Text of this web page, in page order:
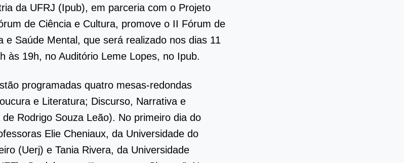
da UFRJ (Ipub), em parceria com o Projeto
de Ciência e Cultura, promove o II Fórum de
e Saúde Mental, que será realizado nos dias 11
às 19h, no Auditório Leme Lopes, no Ipub.
programadas quatro mesas-redondas
e Literatura; Discurso, Narrativa e
Rodrigo Souza Leão). No primeiro dia do
Elie Cheniaux, da Universidade do
(Uerj) e Tania Rivera, da Universidade